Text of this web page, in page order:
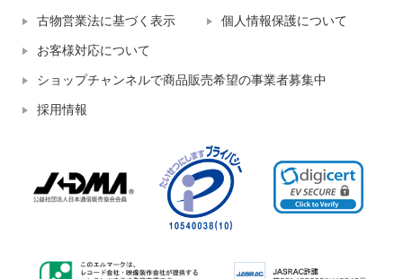
古物営業法に基づく表示 個人情報保護について
お客様対応について
ショップチャンネルで商品販売希望の事業者募集中
採用情報